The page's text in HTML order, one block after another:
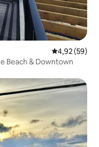
4,92 av 5 i
4,92 (59)
Beach & Downtown